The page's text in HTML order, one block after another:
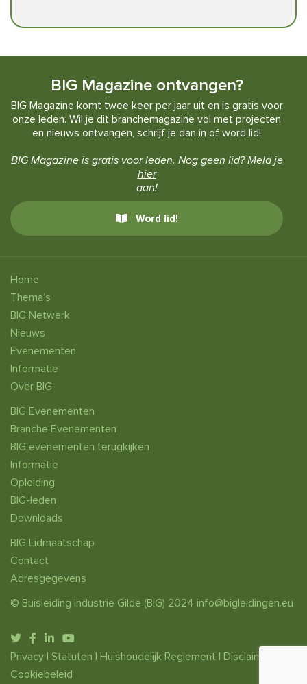
BIG Magazine ontvangen?
BIG Magazine komt twee keer per jaar uit en is gratis voor
onze leden. Wil je dit branchemagazine vol met projecten
en nieuws ontvangen, schrijf je dan in of word lid!
BIG Magazine is gratis voor leden. Nog geen lid? Meld je
hier
aan!
Word lid!
Home
Thema’s
BIG Netwerk
Nieuws
Evenementen
Informatie
Over BIG
BIG Evenementen
Branche Evenementen
BIG evenementen terugkijken
Informatie
Opleiding
BIG-leden
Downloads
BIG Lidmaatschap
Contact
Adresgegevens
© Buisleiding Industrie Gilde (BIG) 2024 info@bigleidingen.eu
Privacy | Statuten | Huishoudelijk Reglement | Disclaimer
Cookiebeleid